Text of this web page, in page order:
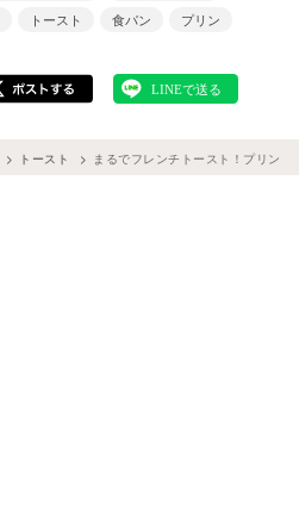
トースト 食パン プリン
トースト まるでフレンチトースト！プリン